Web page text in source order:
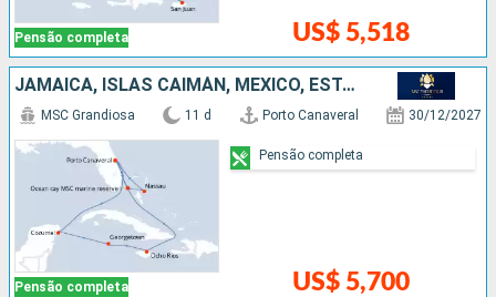
Pensão completa US$ 5,518
JAMAICA, ISLAS CAIMÁN, MÉXICO, ESTADOS UNIDOS, BAHAMAS
Pensão completa
MSC Grandiosa 11 d Porto Canaveral 30/12/2027
US$ 5,700
Pensão completa